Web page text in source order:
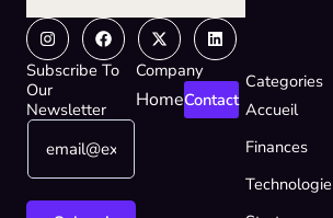
InstagramFacebook
X-
twitter
Linkedin
Subscribe To
Our
Newsletter
E
a
i
E
a
Company
HomeContact
Categories
Accueil
Finances
Technologie